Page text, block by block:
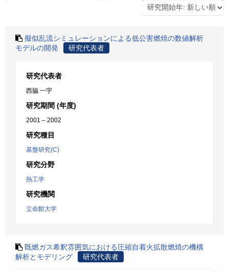
擬似乱流シミュレーションによる低公害燃焼の数値解析
モデルの開発
研究代表者
研究代表者
西脇 一宇
研究期間 (年度)
2001 – 2002
研究種目
基盤研究(C)
研究分野
熱工学
研究機関
立命館大学
既燃ガス希釈雰囲気における圧縮自着火拡散燃焼の機構
解析とモデリング
研究代表者